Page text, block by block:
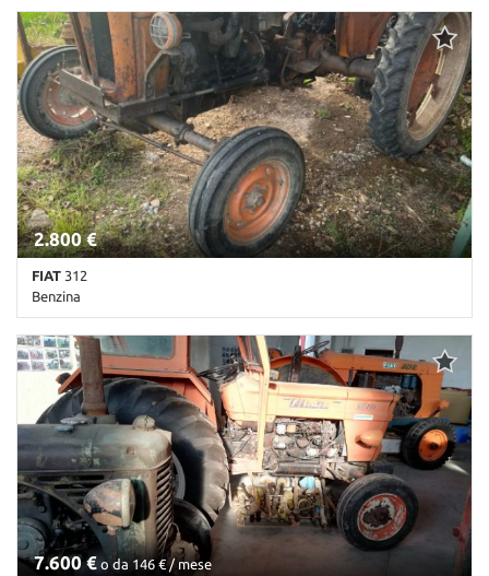
239.999 Km • Cambio Manuale (5) • Antracite pastello • 5 Porte •
ABS • Airbag • Airbag laterali • Airbag Passeggero • Airbag testa •
Chiusura centralizzata • Climatizzatore • Fendinebbia •
Immobilizzatore elettronico • Regolazione elettrica sedili • Sensori
di parcheggio posteriori • Servosterzo • Specchietti laterali
elettrici
2.800 €
FIAT 312
Benzina
Km non disponibile • Cambio Altro • Antracite pastello
7.600 € o da 146 € / mese